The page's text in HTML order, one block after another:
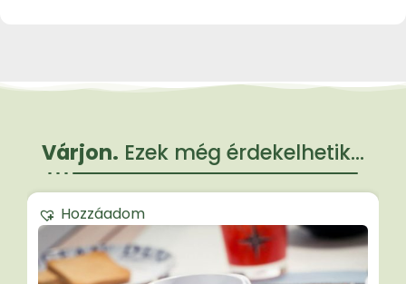
Várjon. Ezek még érdekelhetik...
Hozzáadom